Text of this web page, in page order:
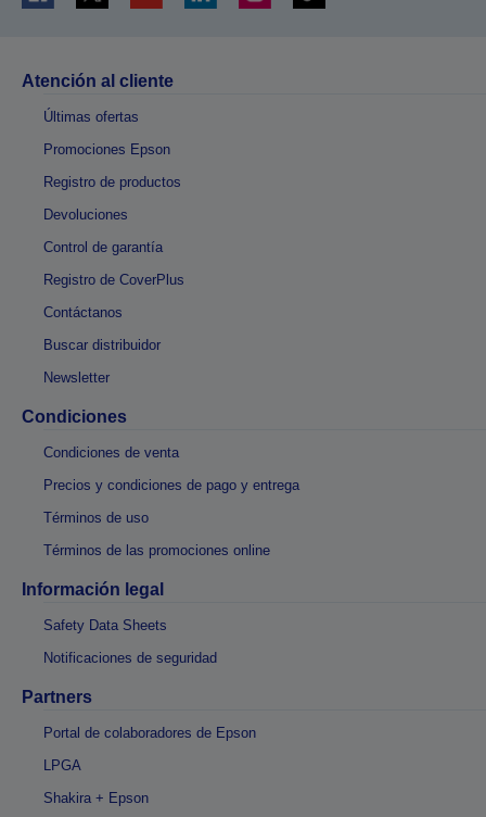
Atención al cliente
Últimas ofertas
Promociones Epson
Registro de productos
Devoluciones
Control de garantía
Registro de CoverPlus
Contáctanos
Buscar distribuidor
Newsletter
Condiciones
Condiciones de venta
Precios y condiciones de pago y entrega
Términos de uso
Términos de las promociones online
Información legal
Safety Data Sheets
Notificaciones de seguridad
Partners
Portal de colaboradores de Epson
LPGA
Shakira + Epson